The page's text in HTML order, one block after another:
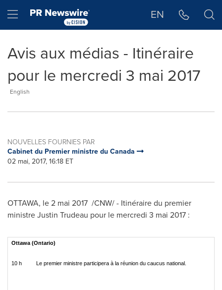
Hamburger menu EN
Avis aux médias - Itinéraire
pour le mercredi 3 mai 2017
English
NOUVELLES FOURNIES PAR
Cabinet du Premier ministre du Canada
02 mai, 2017, 16:18 ET
OTTAWA, le 2 mai 2017 /CNW/ - Itinéraire du premier
ministreJustin Trudeau pour le mercredi 3 mai 2017 :
Ottawa (Ontario)
10 h Le premier ministre participera à la réunion du caucus national.